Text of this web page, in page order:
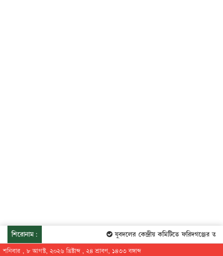
শিরোনাম: যুবদলের কেন্দ্রীয় কমিটিতে ফরিদগঞ্জের
শনিবার , ৮ আগস্ট, ২০২৬ খ্রিষ্টাব্দ , ২৪ শ্রাবণ, ১৪৩৩ বঙ্গাব্দ